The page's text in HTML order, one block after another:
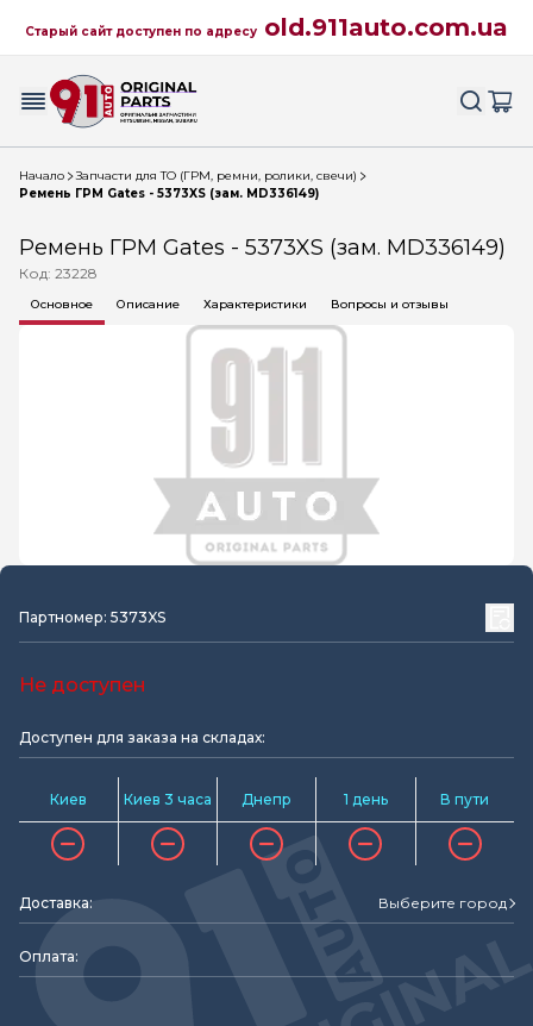
Старый сайт доступен по адресу old.911auto.com.ua
Начало
Запчасти для ТО (ГРМ, ремни, ролики, свечи)
Ремень ГРМ Gates - 5373XS (зам. MD336149)
Ремень ГРМ Gates - 5373XS (зам. MD336149)
Код: 23228
Основное Описание Характеристики Вопросы и отзывы
Партномер: 5373XS
Не доступен
Доступен для заказа на складах:
Киев Киев 3 часа Днепр 1 день В пути
Доставка: Выберите город
Оплата: